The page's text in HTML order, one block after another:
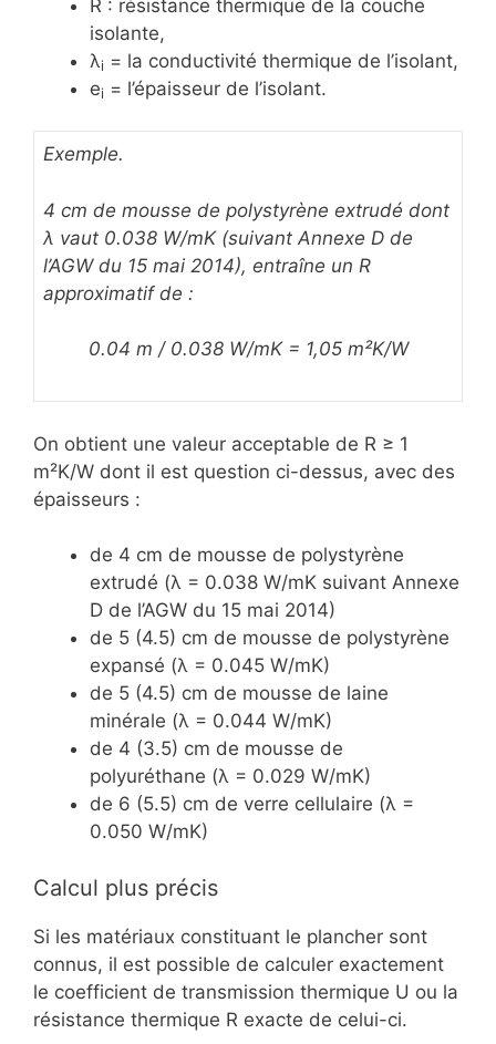
R : résistance thermique de la couche
isolante,
λi = la conductivité thermique de l’isolant,
ei = l’épaisseur de l’isolant.
Exemple.
4 cm de mousse de polystyrène extrudé dont
λ vaut 0.038 W/mK (suivant Annexe D de
l’AGW du 15 mai 2014), entraîne un R
approximatif de :
0.04 m / 0.038 W/mK = 1,05 m²K/W
On obtient une valeur acceptable de R ≥ 1
m²K/W dont il est question ci-dessus, avec des
épaisseurs :
de 4 cm de mousse de polystyrène
extrudé (λ = 0.038 W/mK suivant Annexe
D de l’AGW du 15 mai 2014)
de 5 (4.5) cm de mousse de polystyrène
expansé (λ = 0.045 W/mK)
de 5 (4.5) cm de mousse de laine
minérale (λ = 0.044 W/mK)
de 4 (3.5) cm de mousse de
polyuréthane (λ = 0.029 W/mK)
de 6 (5.5) cm de verre cellulaire (λ =
0.050 W/mK)
Calcul plus précis
Si les matériaux constituant le plancher sont
connus, il est possible de calculer exactement
le coefficient de transmission thermique U ou la
résistance thermique R exacte de celui-ci.